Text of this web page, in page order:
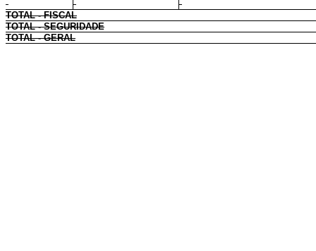
TOTAL - FISCAL
TOTAL - SEGURIDADE
TOTAL - GERAL